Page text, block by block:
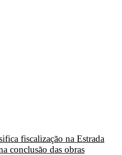
fiscalização na Estrada
conclusão das obras